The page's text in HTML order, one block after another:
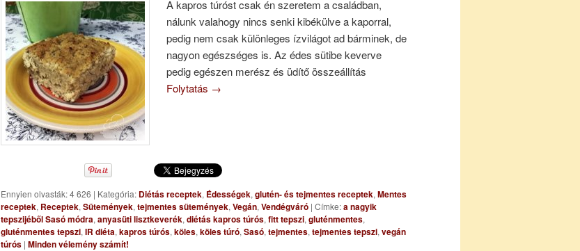
A kapros túróst csak én szeretem a családban,
nálunk valahogy nincs senki kibékülve a kaporral,
pedig nem csak különleges ízvilágot ad bárminek, de
nagyon egészséges is. Az édes sütibe keverve
pedig egészen merész és üdítő összeállítás
Folytatás →
Ennyien olvasták: 4 626 | Kategória: Diétás receptek, Édességek, glutén- és tejmentes receptek, Mentes
receptek, Receptek, Sütemények, tejmentes sütemények, Vegán, Vendégváró | Címke:a nagyik
tepszijéből Sasó módra, anyasüti lisztkeverék, diétás kapros túrós, fitt tepszi, gluténmentes,
gluténmentes tepszi, IR diéta, kapros túrós, köles, köles túró, Sasó, tejmentes, tejmentes tepszi, vegán
túrós | Minden vélemény számít!